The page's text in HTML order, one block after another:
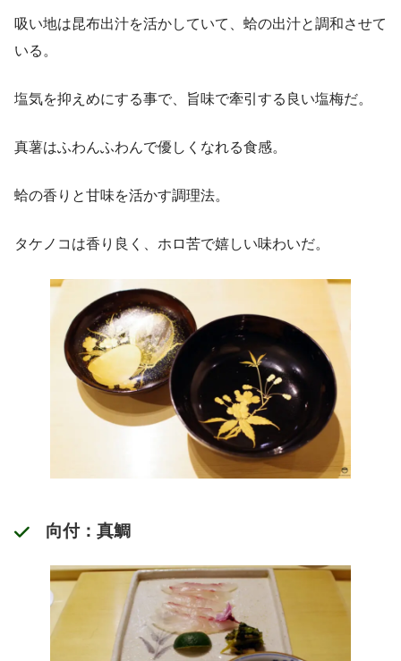
吸い地は昆布出汁を活かしていて、蛤の出汁と調和させて
いる。
塩気を抑えめにする事で、旨味で牽引する良い塩梅だ。
真薯はふわんふわんで優しくなれる食感。
蛤の香りと甘味を活かす調理法。
タケノコは香り良く、ホロ苦で嬉しい味わいだ。
向付：真鯛